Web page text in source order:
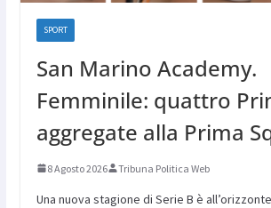
SPORT
San Marino Academy.
Femminile: quattro
aggregate alla Prima
8 Agosto 2026 Tribuna Politica Web
Una nuova stagione di Serie B è